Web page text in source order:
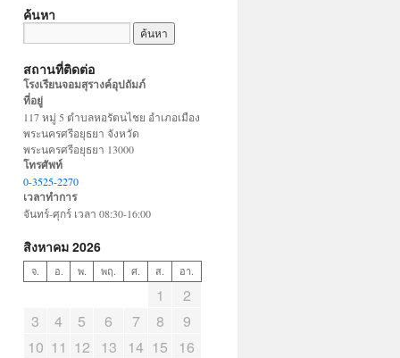
ค้นหา
สถานที่ติดต่อ
โรงเรียนจอมสุรางค์อุปถัมภ์
ที่อยู่
117 หมู่ 5 ตำบลหอรัตนไชย อำเภอเมือง
พระนครศรีอยุธยา จังหวัด
พระนครศรีอยุธยา 13000
โทรศัพท์
0-3525-2270
เวลาทำการ
จันทร์-ศุกร์ เวลา 08:30-16:00
สิงหาคม 2026
จ. อ. พ. พฤ. ศ. ส. อา.
1
2
3
4 5 6 7 8
9
10 11 12 13 14 15
16